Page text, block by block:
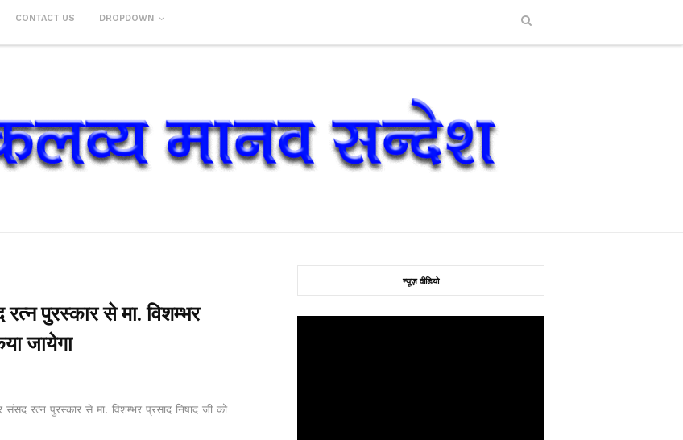
CONTACT US DROPDOWN
पुरस्कार से मा. विशम्भर
जायेगा
रत्न पुरस्कार से मा. विशम्भर प्रसाद निषाद जी को
न्यूज़ वीडियो